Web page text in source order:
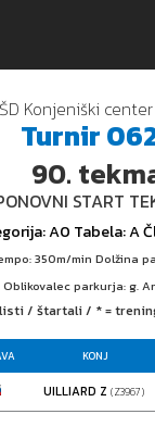
ŠD Konjeniški
Turnir
90.
START
: A0 Tabela: A
350m/min Dolžina
Oblikovalec parkurja: g.
listi / štartali / * =
KONJ
UILLIARD Z(Z3967)